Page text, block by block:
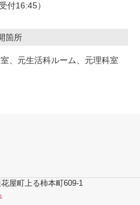
付16:45）
箇所
、元生活科ルーム、元理科室
屋町上る柿本町609-1